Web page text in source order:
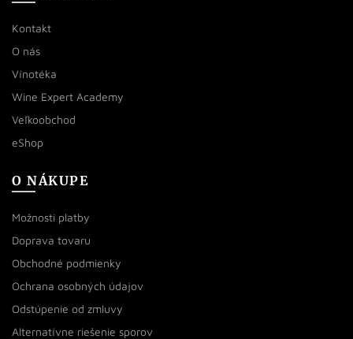
Kontakt
O nás
Vínotéka
Wine Expert Academy
Veľkoobchod
eShop
O NÁKUPE
Možnosti platby
Doprava tovaru
Obchodné podmienky
Ochrana osobných údajov
Odstúpenie od zmluvy
Alternatívne riešenie sporov